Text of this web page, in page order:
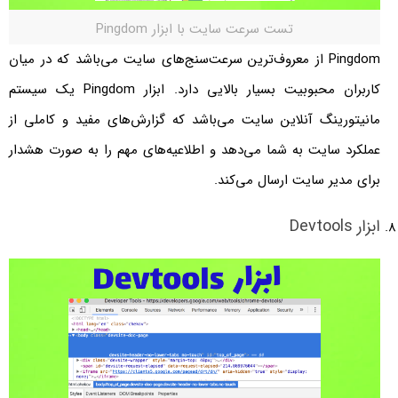
تست سرعت سایت با ابزار Pingdom
Pingdom از معروف‌ترین سرعت‌سنج‌های سایت می‌باشد که در میان
کاربران محبوبیت بسیار بالایی دارد. ابزار Pingdom یک سیستم
مانیتورینگ آنلاین سایت می‌باشد که گزارش‌های مفید و کاملی از
عملکرد سایت به شما می‌دهد و اطلاعیه‌های مهم را به صورت هشدار
برای مدیر سایت ارسال می‌کند.
ابزار Devtools